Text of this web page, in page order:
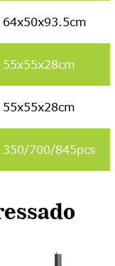
64x50x93.5cm
55x55x28cm
55x55x28cm
350/700/845pcs